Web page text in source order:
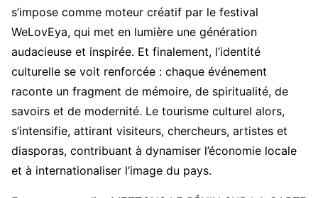
s’impose comme moteur créatif par le festival
WeLovEya, qui met en lumière une génération
audacieuse et inspirée. Et finalement, l’identité
culturelle se voit renforcée : chaque événement
raconte un fragment de mémoire, de spiritualité, de
savoirs et de modernité. Le tourisme culturel alors,
s’intensifie, attirant visiteurs, chercheurs, artistes et
diasporas, contribuant à dynamiser l’économie locale
et à internationaliser l’image du pays.